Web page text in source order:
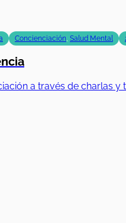
Concienciación, Salud Mental
a través de charlas